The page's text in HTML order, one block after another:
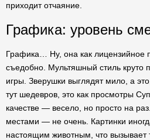
приходит отчаяние.
Графика: уровень
Графика… Ну, она как лицензийное
съедобно. Мультяшный стиль круто
игры. Зверушки выглядят мило, а
тут шедевров, это как просмотры
качестве — весело, но просто на
местами — не очень. Картинки
настоящим животным, что вызывает